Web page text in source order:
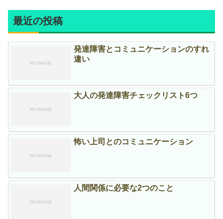
最近の投稿
発達障害とコミュニケーションのすれ
違い
大人の発達障害チェックリスト6つ
怖い上司とのコミュニケーション
人間関係に必要な2つのこと